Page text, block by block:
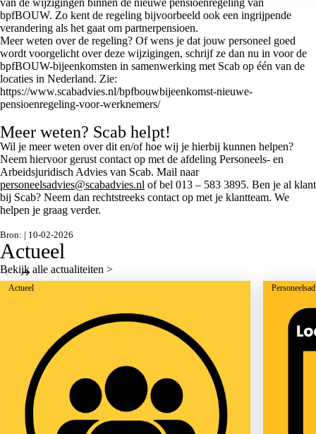
van de wijzigingen binnen de nieuwe pensioenregeling van
bpfBOUW. Zo kent de regeling bijvoorbeeld ook een ingrijpende
verandering als het gaat om partnerpensioen.
Meer weten over de regeling? Of wens je dat jouw personeel goed
wordt voorgelicht over deze wijzigingen, schrijf ze dan nu in voor de
bpfBOUW-bijeenkomsten in samenwerking met Scab op één van de
locaties in Nederland. Zie:
https://www.scabadvies.nl/bpfbouwbijeenkomst-nieuwe-
pensioenregeling-voor-werknemers/
Meer weten? Scab helpt!
Wil je meer weten over dit en/of hoe wij je hierbij kunnen helpen?
Neem hiervoor gerust contact op met de afdeling Personeels- en
Arbeidsjuridisch Advies van Scab. Mail naar
personeelsadvies@scabadvies.nl of bel 013 – 583 3895. Ben je al klant
bij Scab? Neem dan rechtstreeks contact op met je klantteam. We
helpen je graag verder.
Bron: | 10-02-2026
Actueel
Bekijk alle actualiteiten >
Actueel